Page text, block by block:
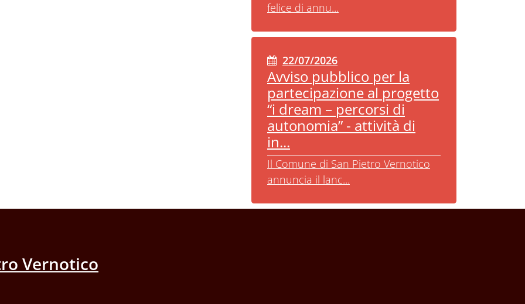
felice di annu...
22/07/2026
Avviso pubblico per la
partecipazione al progetto
“i dream – percorsi di
autonomia” - attività di
in...
Il Comune di San Pietro Vernotico
annuncia il lanc...
Vernotico